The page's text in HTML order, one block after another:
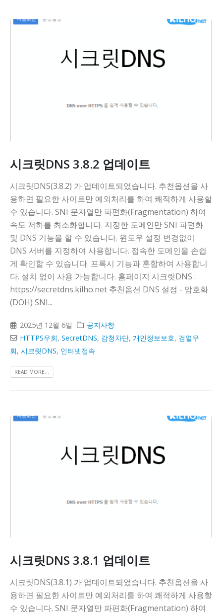
시크릿DNS 3.8.2 업데이트
시크릿DNS(3.8.2) 가 업데이트되었습니다. 추천옵션을 사
용하면 필요한 사이트만 예외처리를 하여 쾌적하게 사용할
수 있습니다. SNI 문자열만 파편화(Fragmentation) 하여
속도 저하를 최소화합니다. 지정한 도메인만 SNI 파편화
및 DNS 기능을 할 수 있습니다. 윈도우 설정 변경없이
DNS 서버를 지정하여 사용합니다. 접속한 도메인을 손쉽
게 확인할 수 있습니다. 프록시 기능과 혼합하여 사용합니
다. 설치 없이 사용 가능합니다. 홈페이지 시크릿DNS :
https://secretdns.kilho.net 추천옵션 DNS 설정 - 암호화
(DOH) SNI...
2025년 12월 6일
공지사항
HTTPS우회,SecretDNS, 감청차단, 개인정보보호, 검열우
회, 시크릿DNS, 인터넷접속
READ MORE...
시크릿DNS 3.8.1 업데이트
시크릿DNS(3.8.1) 가 업데이트되었습니다. 추천옵션을 사
용하면 필요한 사이트만 예외처리를 하여 쾌적하게 사용할
수 있습니다. SNI 문자열만 파편화(Fragmentation) 하여